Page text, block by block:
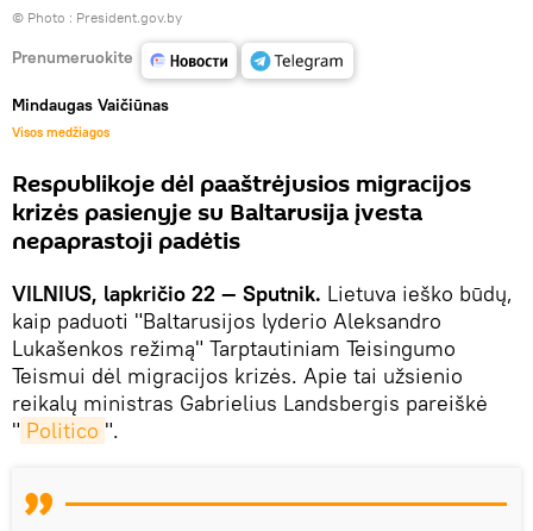
© Photo : President.gov.by
Prenumeruokite
Mindaugas Vaičiūnas
Visos medžiagos
Respublikoje dėl paaštrėjusios migracijos
krizės pasienyje su Baltarusija įvesta
nepaprastoji padėtis
VILNIUS, lapkričio 22 — Sputnik. Lietuva ieško būdų,
kaip paduoti "Baltarusijos lyderio Aleksandro
Lukašenkos režimą" Tarptautiniam Teisingumo
Teismui dėl migracijos krizės. Apie tai užsienio
reikalų ministras Gabrielius Landsbergis pareiškė
" Politico ".